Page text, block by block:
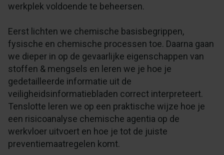
werkplek voldoende te beheersen.
Eerst lichten we chemische basisbegrippen,
fysische en chemische processen toe. Daarna gaan
we dieper in op de gevaarlijke eigenschappen van
stoffen & mengsels en leren we je hoe je
gedetailleerde informatie uit de
veiligheidsinformatiebladen correct interpreteert.
Tenslotte leren we op een praktische wijze hoe je
een risicoanalyse chemische agentia op de
werkvloer uitvoert en hoe je tot de juiste
preventiemaatregelen komt.